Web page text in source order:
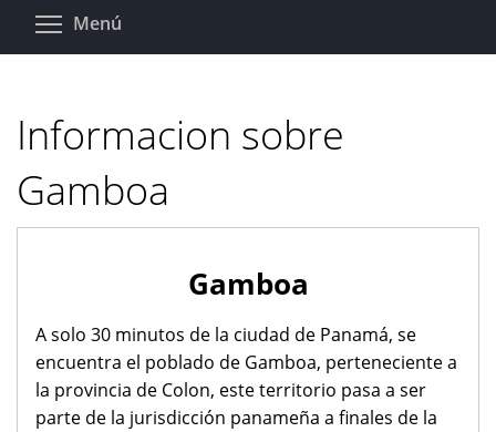
Pasar
Menú
Informacion sobre
Gamboa
Gamboa
A solo 30 minutos de la ciudad de Panamá, se
encuentra el poblado de Gamboa, perteneciente a
la provincia de Colon, este territorio pasa a ser
parte de la jurisdicción panameña a finales de la